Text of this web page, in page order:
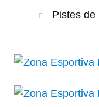
Pistes de